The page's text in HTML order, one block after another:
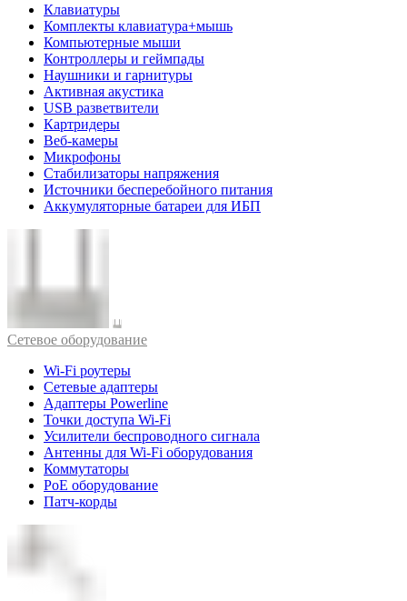
Клавиатуры
Комплекты клавиатура+мышь
Компьютерные мыши
Контроллеры и геймпады
Наушники и гарнитуры
Активная акустика
USB разветвители
Картридеры
Веб-камеры
Микрофоны
Стабилизаторы напряжения
Источники бесперебойного питания
Аккумуляторные батареи для ИБП
Cетевое оборудование
Wi-Fi роутеры
Сетевые адаптеры
Адаптеры Powerline
Точки доступа Wi-Fi
Усилители беспроводного сигнала
Антенны для Wi-Fi оборудования
Коммутаторы
PoE оборудование
Патч-корды